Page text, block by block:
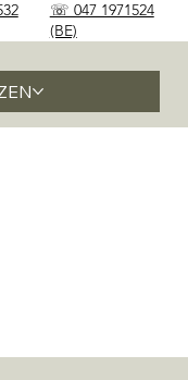
☏ 047 1971524
(BE)